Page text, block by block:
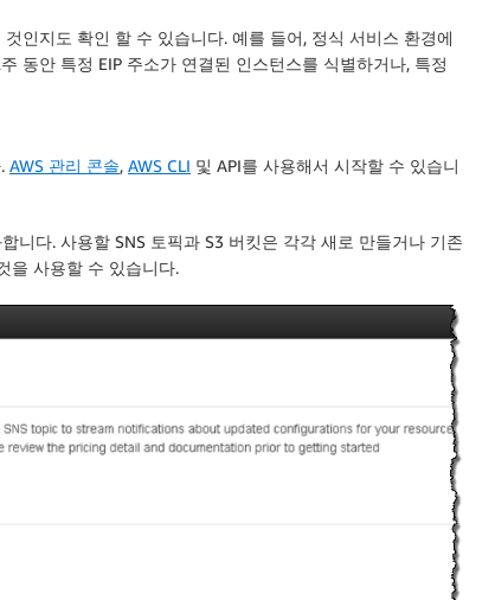
인지도 확인 할 수 있습니다. 예를 들어, 정식 서비스 환경에
동안 특정 EIP 주소가 연결된 인스턴스를 식별하거나, 특정
AWS 관리 콘솔, AWS CLI 및 API를 사용해서 시작할 수 있습니
니다. 사용할 SNS 토픽과 S3 버킷은 각각 새로 만들거나 기존
을 사용할 수 있습니다.